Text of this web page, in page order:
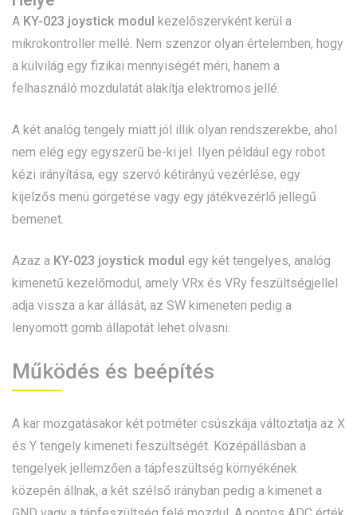
A KY-023 joystick modul kezelőszervként kerül a
mikrokontroller mellé. Nem szenzor olyan értelemben, hogy
a külvilág egy fizikai mennyiségét méri, hanem a
felhasználó mozdulatát alakítja elektromos jellé.
A két analóg tengely miatt jól illik olyan rendszerekbe, ahol
nem elég egy egyszerű be-ki jel. Ilyen például egy robot
kézi irányítása, egy szervó kétirányú vezérlése, egy
kijelzős menü görgetése vagy egy játékvezérlő jellegű
bemenet.
Azaz a KY-023 joystick modul egy két tengelyes, analóg
kimenetű kezelőmodul, amely VRx és VRy feszültségjellel
adja vissza a kar állását, az SW kimeneten pedig a
lenyomott gomb állapotát lehet olvasni.
Működés és beépítés
A kar mozgatásakor két potméter csúszkája változtatja az X
és Y tengely kimeneti feszültségét. Középállásban a
tengelyek jellemzően a tápfeszültség környékének
közepén állnak, a két szélső irányban pedig a kimenet a